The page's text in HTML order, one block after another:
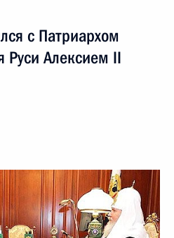
с Патриархом
Руси Алексием II